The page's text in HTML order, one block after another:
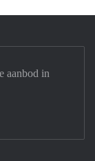
aanbod in